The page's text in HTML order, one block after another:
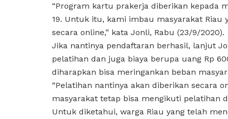
“Program kartu prakerja diberikan kepada
19. Untuk itu, kami imbau masyarakat
secara online,” kata Jonli, Rabu (23/9/2020).
Jika nantinya pendaftaran berhasil, lanjut
pelatihan dan juga biaya berupa uang Rp
diharapkan bisa meringankan beban
“Pelatihan nantinya akan diberikan secara
masyarakat tetap bisa mengikuti pelatihan
Untuk diketahui, warga Riau yang telah